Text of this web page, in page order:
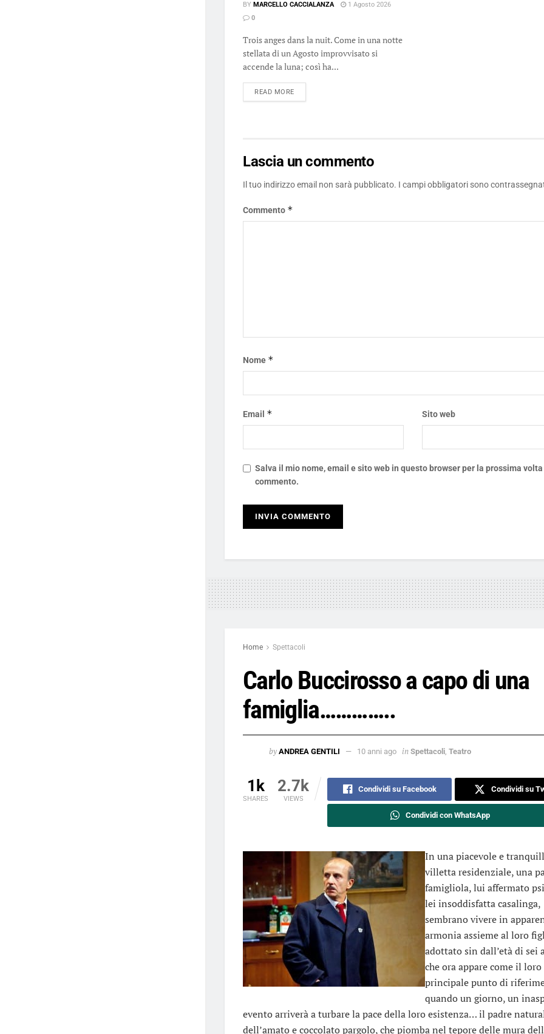
BY MARCELLO CACCIALANZA
1 Agosto 2026
0
Trois anges dans la nuit. Come in una notte
stellata di un Agosto improvvisato si
accende la luna; così ha...
READ MOREDETAILS
Lascia un commento
Il tuo indirizzo email non sarà pubblicato. I campi obbligatori sono
Commento *
Nome *
Email * Sito web
Salva il mio nome, email e sito web in questo browser per la prossima
commento.
Home Spettacoli
Carlo Buccirosso a capo di una
famiglia…………..
by ANDREA GENTILI 10 anni ago in Spettacoli Teatro
1k
SHARES
2.7k
VIEWS
Condividi su Facebook Condividi su
Condividi con WhatsApp
In una piacevole e
villetta residenziale, una
famigliola, lui affermato
lei insoddisfatta casalinga,
sembrano vivere in
armonia assieme al loro
adottato sin dall’età di sei
che ora appare come il loro
principale punto di
quando un giorno, un
evento arriverà a turbare la pace della loro esistenza… il padre
dell’amato e coccolato pargolo, che piomba nel tepore delle mura